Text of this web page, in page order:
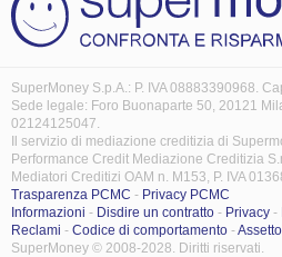
SuperMoney S.p.A.: P. IVA 08883390968.
Sede legale: Foro Buonaparte 50, 20121
02124125047.
Il servizio di mediazione creditizia di
Performance Credit Mediazione Creditizia
Mediatori Creditizi OAM n. M153, P. IVA
Trasparenza PCMC - Privacy PCMC
Informazioni - Disdire un contratto - Privacy -
Reclami - Codice di comportamento -
SuperMoney © 2008-2028. Diritti riservati.